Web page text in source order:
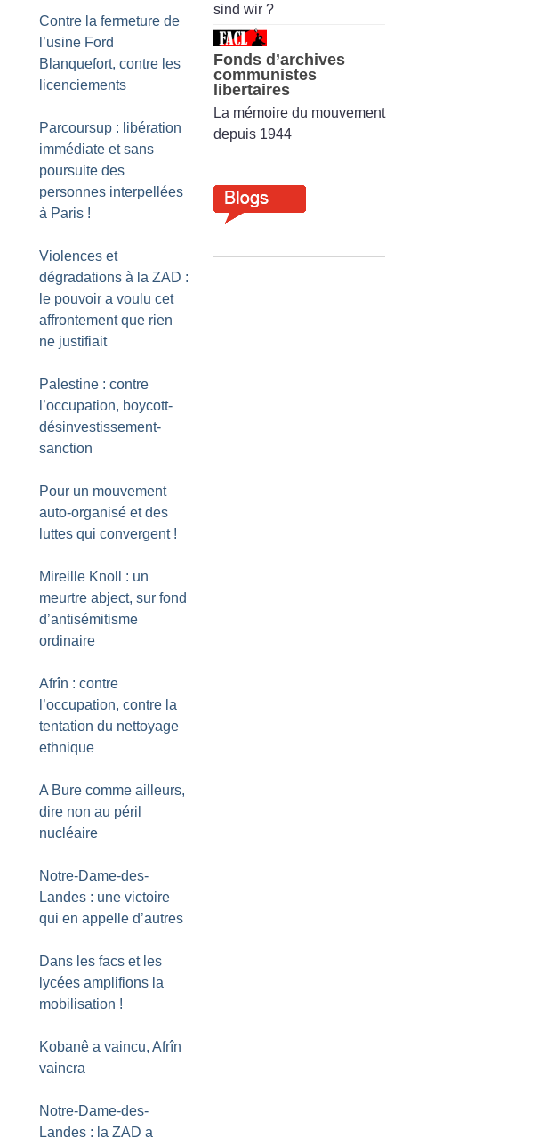
Contre la fermeture de
l’usine Ford
Blanquefort, contre les
licenciements
Parcoursup : libération
immédiate et sans
poursuite des
personnes interpellées
à Paris !
Violences et
dégradations à la ZAD :
le pouvoir a voulu cet
affrontement que rien
ne justifiait
Palestine : contre
l’occupation, boycott-
désinvestissement-
sanction
Pour un mouvement
auto-organisé et des
luttes qui convergent !
Mireille Knoll : un
meurtre abject, sur fond
d’antisémitisme
ordinaire
Afrîn : contre
l’occupation, contre la
tentation du nettoyage
ethnique
A Bure comme ailleurs,
dire non au péril
nucléaire
Notre-Dame-des-
Landes : une victoire
qui en appelle d’autres
Dans les facs et les
lycées amplifions la
mobilisation !
Kobanê a vaincu, Afrîn
vaincra
Notre-Dame-des-
Landes : la ZAD a
sind wir ?
Fonds d’archives
communistes
libertaires
La mémoire du mouvement
depuis 1944